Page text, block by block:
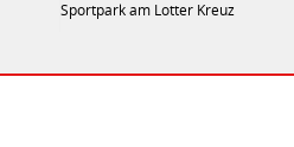
Sportpark am Lotter Kreuz